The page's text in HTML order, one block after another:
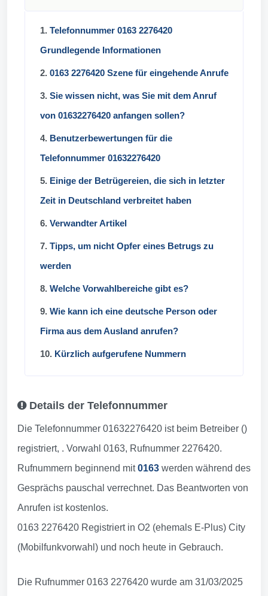
1. Telefonnummer 0163 2276420
Grundlegende Informationen
2. 0163 2276420 Szene für eingehende Anrufe
3. Sie wissen nicht, was Sie mit dem Anruf
von 01632276420 anfangen sollen?
4. Benutzerbewertungen für die
Telefonnummer 01632276420
5. Einige der Betrügereien, die sich in letzter
Zeit in Deutschland verbreitet haben
6. Verwandter Artikel
7. Tipps, um nicht Opfer eines Betrugs zu
werden
8. Welche Vorwahlbereiche gibt es?
9. Wie kann ich eine deutsche Person oder
Firma aus dem Ausland anrufen?
10. Kürzlich aufgerufene Nummern
Details der Telefonnummer
Die Telefonnummer 01632276420 ist beim Betreiber ()
registriert, . Vorwahl 0163, Rufnummer 2276420.
Rufnummern beginnend mit0163 werden während des
Gesprächs pauschal verrechnet. Das Beantworten von
Anrufen ist kostenlos.
0163 2276420 Registriert in O2 (ehemals E-Plus) City
(Mobilfunkvorwahl) und noch heute in Gebrauch.
Die Rufnummer 0163 2276420 wurde am 31/03/2025